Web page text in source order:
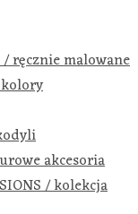
ręcznie malowane
kolory
akcesoria
/ kolekcja